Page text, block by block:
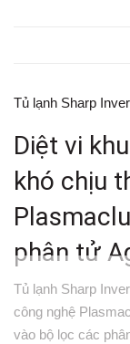
Tủ lạnh Sharp
Diệt vi
khó chịu
phân tử
Tủ lạnh Sharp
công nghệ
vào bộ lọc các